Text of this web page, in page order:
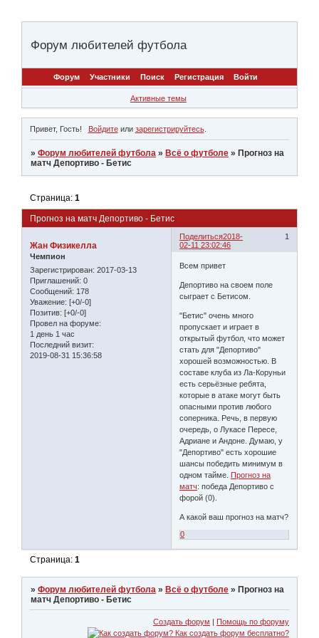
Форум любителей футбола
Форум Участники Поиск Регистрация Войти
Активные темы
Привет, Гость! Войдитеили зарегистрируйтесь.
»Форум любителей футбола » Всё о футболе » Прогноз на
матч Депортиво - Бетис
Прогноз на матч Депортиво - Бетис
Страница:1
Поделиться 1
2018-
02-11 23:02:46
Жан Физикелла
Чемпион
Зарегистрирован: 2017-03-13
Приглашений: 0
Сообщений: 178
Уважение: [+0/-0]
Позитив: [+0/-0]
Провел на форуме:
1 день 1 час
Последний визит:
2019-08-31 15:36:58
Всем привет
Депортиво на своем поле
сыграет с Бетисом.
"Бетис" очень много
пропускает и играет в
открытый футбол, что может
стать для "Депортиво"
хорошей возможностью. В
составе клуба из Ла-Коруньи
есть серьёзные ребята,
которые в атаке могут быть
опасными против любого
соперника. Речь, в первую
очередь, о Лукасе Пересе,
Адриане и Андоне. Думаю, у
"Депортиво" есть хорошие
шансы победить минимум в
одном тайме.Прогноз на
матч: победа Депортиво с
форой (0).
А какой ваш прогноз на матч?
0
Страница:1
»Форум любителей футбола »Всё о футболе »Прогноз на
матч Депортиво - Бетис
Создать форум | Помощь по форуму